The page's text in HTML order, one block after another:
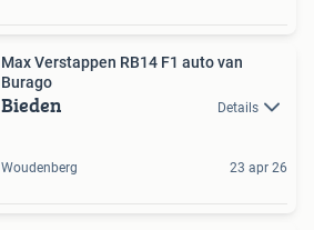
Max Verstappen RB14 F1 auto van
Burago
Bieden Details
Woudenberg 23 apr 26